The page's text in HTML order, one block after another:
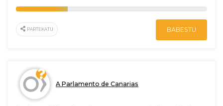
PARTEKATU BABESTU
A Parlamento de Canarias